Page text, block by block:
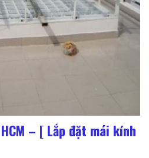
– [ Lắp đặt mái kính